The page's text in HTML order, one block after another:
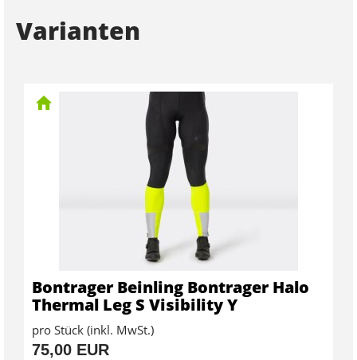
Varianten
Bontrager Beinling Bontrager Halo
Thermal Leg S Visibility Y
pro Stück (inkl. MwSt.)
75,00 EUR